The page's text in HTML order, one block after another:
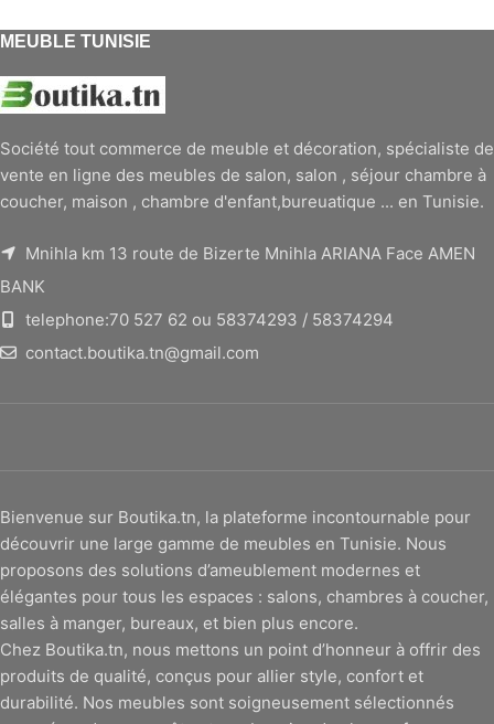
MEUBLE TUNISIE
Société tout commerce de meuble et décoration, spécialiste de
vente en ligne des meubles de salon, salon , séjour chambre à
coucher, maison , chambre d'enfant,bureuatique ... en Tunisie.
Mnihla km 13 route de Bizerte Mnihla ARIANA Face AMEN
BANK
telephone:70 527 62 ou 58374293 / 58374294
contact.boutika.tn@gmail.com
Bienvenue sur Boutika.tn, la plateforme incontournable pour
découvrir une large gamme de meubles en Tunisie. Nous
proposons des solutions d’ameublement modernes et
élégantes pour tous les espaces : salons, chambres à coucher,
salles à manger, bureaux, et bien plus encore.
Chez Boutika.tn, nous mettons un point d’honneur à offrir des
produits de qualité, conçus pour allier style, confort et
durabilité. Nos meubles sont soigneusement sélectionnés